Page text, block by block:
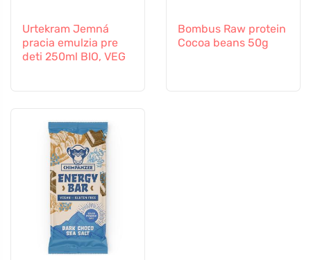
Urtekram Jemná
pracia emulzia pre
deti 250ml BIO, VEG
Bombus Raw protein
Cocoa beans 50g